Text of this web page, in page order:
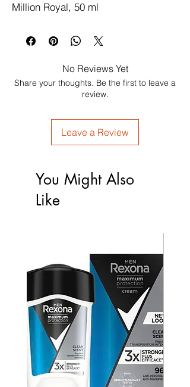
Million Royal, 50 ml
No Reviews Yet
Share your thoughts. Be the first to leave a
review.
Leave a Review
You Might Also
Like